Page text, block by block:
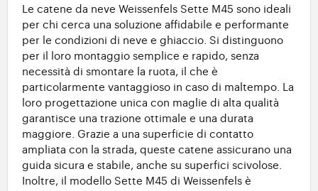
Le catene da neve Weissenfels Sette M45 sono ideali
per chi cerca una soluzione affidabile e performante
per le condizioni di neve e ghiaccio. Si distinguono
per il loro montaggio semplice e rapido, senza
necessità di smontare la ruota, il che è
particolarmente vantaggioso in caso di maltempo. La
loro progettazione unica con maglie di alta qualità
garantisce una trazione ottimale e una durata
maggiore. Grazie a una superficie di contatto
ampliata con la strada, queste catene assicurano una
guida sicura e stabile, anche su superfici scivolose.
Inoltre, il modello Sette M45 di Weissenfels è